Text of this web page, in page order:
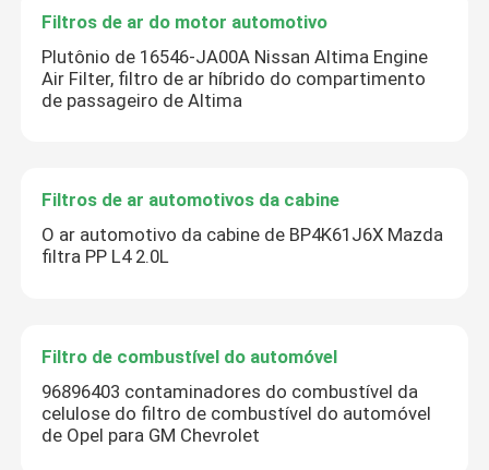
Filtros de ar do motor automotivo
Plutônio de 16546-JA00A Nissan Altima Engine
Air Filter, filtro de ar híbrido do compartimento
de passageiro de Altima
Filtros de ar automotivos da cabine
O ar automotivo da cabine de BP4K61J6X Mazda
filtra PP L4 2.0L
Filtro de combustível do automóvel
96896403 contaminadores do combustível da
celulose do filtro de combustível do automóvel
de Opel para GM Chevrolet